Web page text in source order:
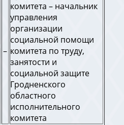
–
комитета – начальник
управления
организации
социальной помощи
комитета по труду,
занятости и
социальной защите
Гродненского
областного
исполнительного
комитета